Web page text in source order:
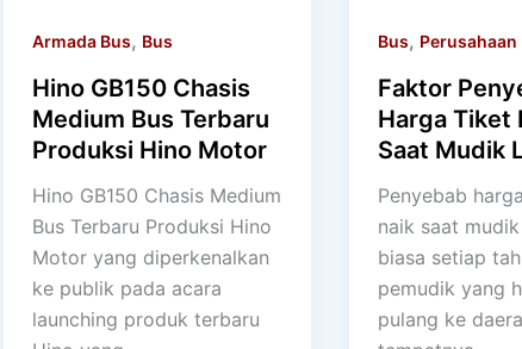
Armada Bus, Bus
Hino GB150 Chasis
Medium Bus Terbaru
Produksi Hino Motor
Hino GB150 Chasis Medium
Bus Terbaru Produksi Hino
Motor yang diperkenalkan
ke publik pada acara
launching produk terbaru
Bus, Perusahaan
Faktor
Harga Tiket
Saat Mudik
Penyebab
naik saat
biasa setiap
pemudik yang
pulang ke